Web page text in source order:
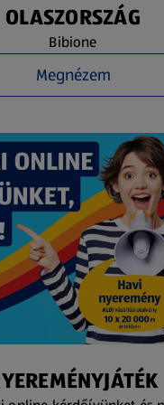
OLASZORSZÁG
Bibione
Megnézem